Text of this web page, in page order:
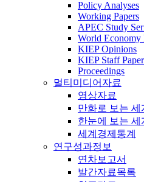
Policy Analyses
Working Papers
APEC Study
World Economy
KIEP Opinions
KIEP Staff
Proceedings
멀티미디어자료
영상자료
만화로 보는 세
한눈에 보는 세
세계경제통계
연구성과정보
연차보고서
발간자료목록